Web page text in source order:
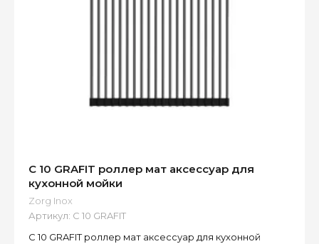
C 10 GRAFIT роллер мат аксессуар для
кухонной мойки
Zorg Inox
Артикул: C 10 GRAFIT
C 10 GRAFIT роллер мат аксессуар для кухонной